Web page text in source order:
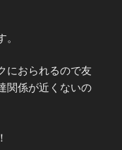
におられるので友
関係が近くないの